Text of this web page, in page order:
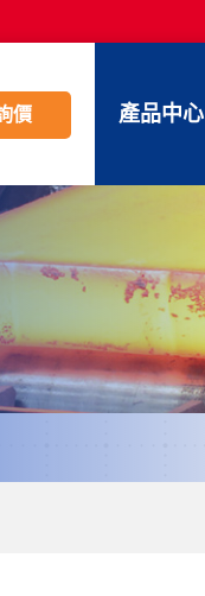
價 產品中心